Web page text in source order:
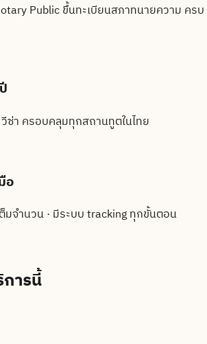
Public ขึ้นทะเบียนสภาทนายความ ครบ
ซ่า ครอบคลุมทุกสถานทูตในไทย
อ
มจำนวน · มีระบบ tracking ทุกขั้นตอน
ารนี้